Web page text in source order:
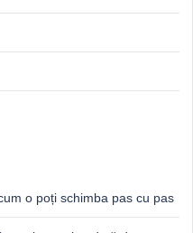
o poți schimba pas cu pas